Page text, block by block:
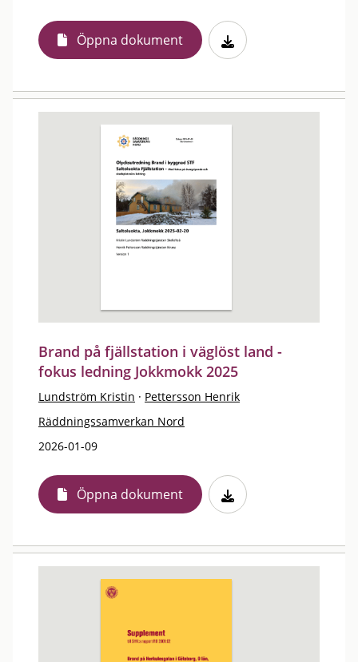
Öppna dokument
Brand på fjällstation i väglöst land -
fokus ledning Jokkmokk 2025
Lundström Kristin · Pettersson Henrik
Räddningssamverkan Nord
2026-01-09
Öppna dokument